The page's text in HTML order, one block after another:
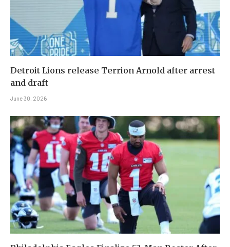
Detroit Lions release Terrion Arnold after arrest
and draft
June 30, 2026